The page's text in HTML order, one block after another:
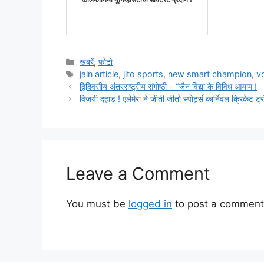
Categories
खबरें,फोटो
Tags
jain article, jito sports, new smart champion,
द्विदिवसीय अंतरराष्ट्रीय संगोष्ठी – “जैन विद्या के विविध आयाम !
विजयी दहाड़ ! एलेमेरा ने जीती जीतो स्पोर्ट्स कार्निवल क्रिकेट
Leave a Comment
You must be logged in to post a